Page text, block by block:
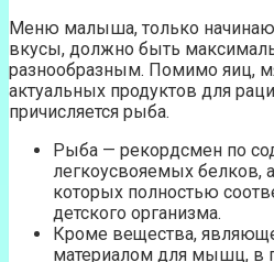
Меню малыша, только
вкусы, должно быть
разнообразным. Помимо яиц,
актуальных продуктов для
причисляется рыба.
Рыба — рекордсмен по
легкоусвояемых белков,
которых полностью
детского организма.
Кроме вещества,
материалом для мышц, в